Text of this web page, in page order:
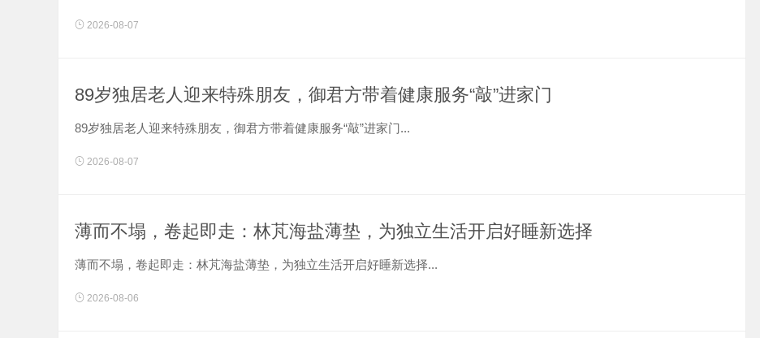
2026-08-07
89岁独居老人迎来特殊朋友，御君方带着健康服务“敲”进家门
89岁独居老人迎来特殊朋友，御君方带着健康服务“敲”进家门...
2026-08-07
薄而不塌，卷起即走：林芃海盐薄垫，为独立生活开启好睡新选择
薄而不塌，卷起即走：林芃海盐薄垫，为独立生活开启好睡新选择...
2026-08-06